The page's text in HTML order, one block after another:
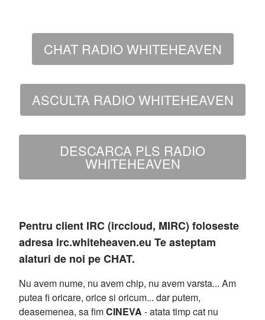
CHAT RADIO WHITEHEAVEN
ASCULTA RADIO WHITEHEAVEN
DESCARCA PLS RADIO
WHITEHEAVEN
Pentru client IRC (irccloud, MIRC) foloseste
adresa irc.whiteheaven.eu Te asteptam
alaturi de noi pe CHAT.
Nu avem nume, nu avem chip, nu avem varsta... Am
putea fi oricare, orice si oricum... dar putem,
deasemenea, sa fimCINEVA - atata timp cat nu